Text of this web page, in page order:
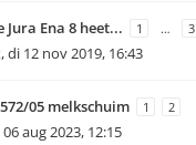
Jura Ena 8 heet... 1 … 3
,di 12 nov 2019, 16:43
05 melkschuim 1 2
aug 2023, 12:15